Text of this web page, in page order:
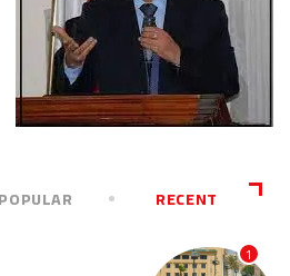
RECENT
POPULAR
1